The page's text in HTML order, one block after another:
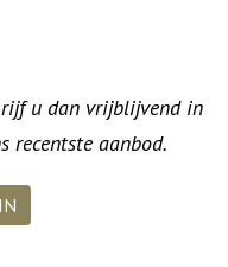
u dan vrijblijvend in
recentste aanbod.